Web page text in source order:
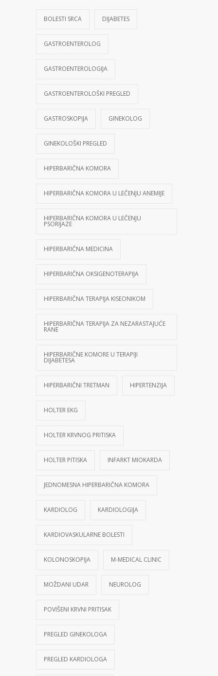
BOLESTI SRCA DIJABETES
GASTROENTEROLOG
GASTROENTEROLOGIJA
GASTROENTEROLOŠKI PREGLED
GASTROSKOPIJA GINEKOLOG
GINEKOLOŠKI PREGLED
HIPERBARIČNA KOMORA
HIPERBARIČNA KOMORA U LEČENJU ANEMIJE
HIPERBARIČNA KOMORA U LEČENJU
PSORIJAZE
HIPERBARIČNA MEDICINA
HIPERBARIČNA OKSIGENOTERAPIJA
HIPERBARIČNA TERAPIJA KISEONIKOM
HIPERBARIČNA TERAPIJA ZA NEZARASTAJUĆE
RANE
HIPERBARIČNE KOMORE U TERAPIJI
DIJABETESA
HIPERBARIČNI TRETMAN HIPERTENZIJA
HOLTER EKG
HOLTER KRVNOG PRITISKA
HOLTER PITISKA INFARKT MIOKARDA
JEDNOMESNA HIPERBARIČNA KOMORA
KARDIOLOG KARDIOLOGIJA
KARDIOVASKULARNE BOLESTI
KOLONOSKOPIJA M-MEDICAL CLINIC
MOŽDANI UDAR NEUROLOG
POVIŠENI KRVNI PRITISAK
PREGLED GINEKOLOGA
PREGLED KARDIOLOGA